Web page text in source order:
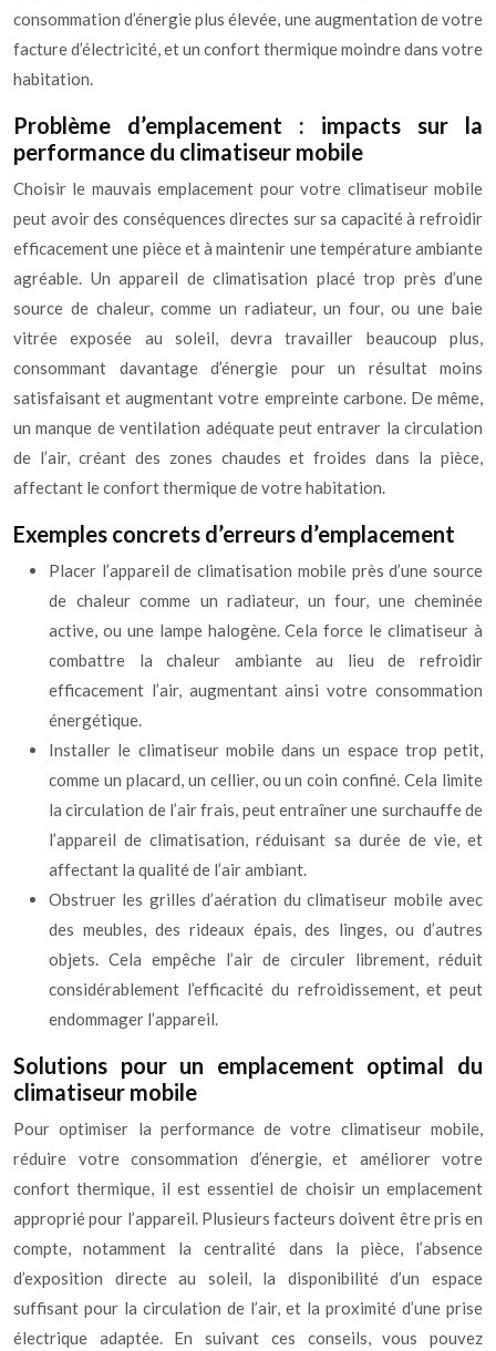
consommation d’énergie plus élevée, une augmentation de votre
facture d’électricité, et un confort thermique moindre dans votre
habitation.
Problème d’emplacement : impacts sur la
performance du climatiseur mobile
Choisir le mauvais emplacement pour votre climatiseur mobile
peut avoir des conséquences directes sur sa capacité à refroidir
efficacement une pièce et à maintenir une température ambiante
agréable. Un appareil de climatisation placé trop près d’une
source de chaleur, comme un radiateur, un four, ou une baie
vitrée exposée au soleil, devra travailler beaucoup plus,
consommant davantage d’énergie pour un résultat moins
satisfaisant et augmentant votre empreinte carbone. De même,
un manque de ventilation adéquate peut entraver la circulation
de l’air, créant des zones chaudes et froides dans la pièce,
affectant le confort thermique de votre habitation.
Exemples concrets d’erreurs d’emplacement
Placer l’appareil de climatisation mobile près d’une source
de chaleur comme un radiateur, un four, une cheminée
active, ou une lampe halogène. Cela force le climatiseur à
combattre la chaleur ambiante au lieu de refroidir
efficacement l’air, augmentant ainsi votre consommation
énergétique.
Installer le climatiseur mobile dans un espace trop petit,
comme un placard, un cellier, ou un coin confiné. Cela limite
la circulation de l’air frais, peut entraîner une surchauffe de
l’appareil de climatisation, réduisant sa durée de vie, et
affectant la qualité de l’air ambiant.
Obstruer les grilles d’aération du climatiseur mobile avec
des meubles, des rideaux épais, des linges, ou d’autres
objets. Cela empêche l’air de circuler librement, réduit
considérablement l’efficacité du refroidissement, et peut
endommager l’appareil.
Solutions pour un emplacement optimal du
climatiseur mobile
Pour optimiser la performance de votre climatiseur mobile,
réduire votre consommation d’énergie, et améliorer votre
confort thermique, il est essentiel de choisir un emplacement
approprié pour l’appareil. Plusieurs facteurs doivent être pris en
compte, notamment la centralité dans la pièce, l’absence
d’exposition directe au soleil, la disponibilité d’un espace
suffisant pour la circulation de l’air, et la proximité d’une prise
électrique adaptée. En suivant ces conseils, vous pouvez